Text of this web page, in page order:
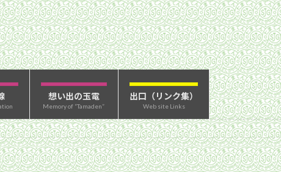
想い出の玉電
Memory of “Tamaden”
出口（リンク集）
Web site Links